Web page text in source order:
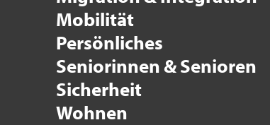
Mobilität
Persönliches
Seniorinnen & Senioren
Sicherheit
Wohnen